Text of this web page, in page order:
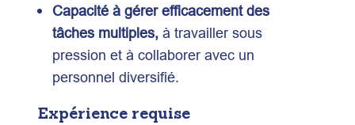
Capacité à gérer efficacement des
tâches multiples, à travailler sous
pression et à collaborer avec un
personnel diversifié.
Expérience requise